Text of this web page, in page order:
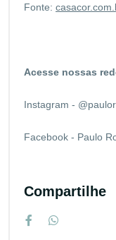
Fonte:
Acesse nossas
Instagram -
Facebook - Paulo
Compartilhe